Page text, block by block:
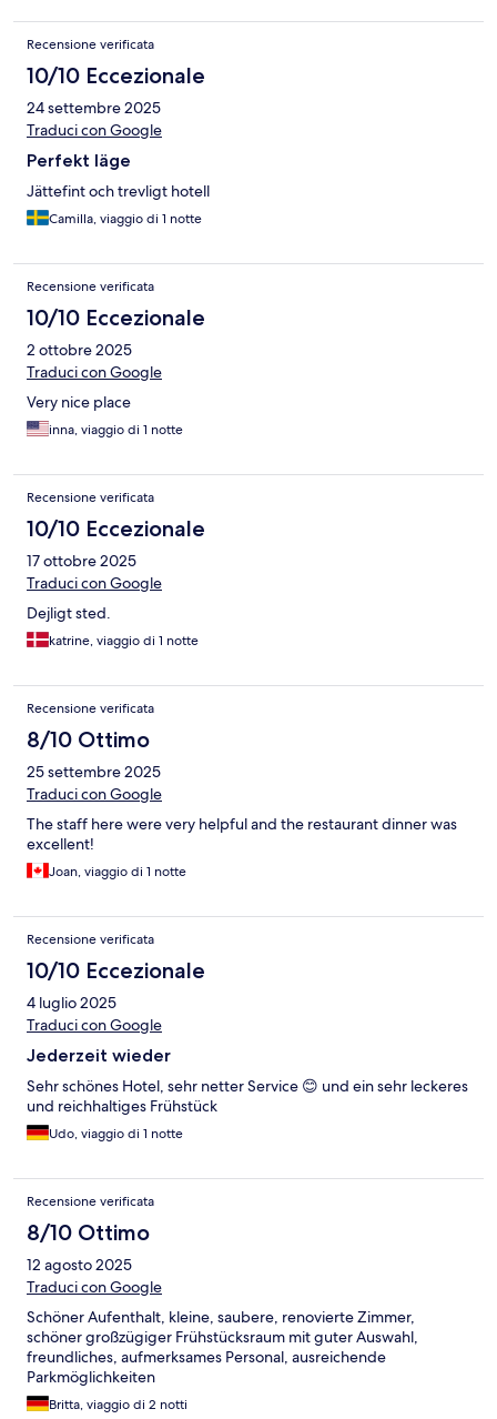
Recensione verificata
10/10 Eccezionale
24 settembre 2025
Traduci con Google
Perfekt läge
Jättefint och trevligt hotell
Camilla, viaggio di 1 notte
Recensione verificata
10/10 Eccezionale
2 ottobre 2025
Traduci con Google
Very nice place
inna, viaggio di 1 notte
Recensione verificata
10/10 Eccezionale
17 ottobre 2025
Traduci con Google
Dejligt sted.
katrine, viaggio di 1 notte
Recensione verificata
8/10 Ottimo
25 settembre 2025
Traduci con Google
The staff here were very helpful and the restaurant dinner was
excellent!
Joan, viaggio di 1 notte
Recensione verificata
10/10 Eccezionale
4 luglio 2025
Traduci con Google
Jederzeit wieder
Sehr schönes Hotel, sehr netter Service 😊 und ein sehr leckeres
und reichhaltiges Frühstück
Udo, viaggio di 1 notte
Recensione verificata
8/10 Ottimo
12 agosto 2025
Traduci con Google
Schöner Aufenthalt, kleine, saubere, renovierte Zimmer,
schöner großzügiger Frühstücksraum mit guter Auswahl,
freundliches, aufmerksames Personal, ausreichende
Parkmöglichkeiten
Britta, viaggio di 2 notti